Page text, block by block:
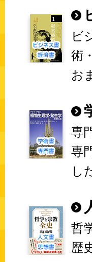
ビ
術
お
専
専
し
哲
歴